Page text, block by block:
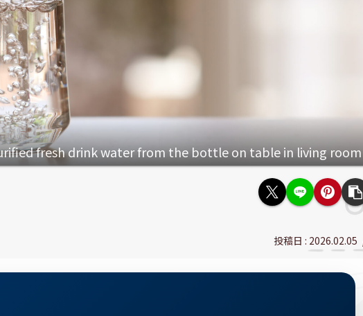
fresh drink water from the bottle on table in living room
2026.02.05